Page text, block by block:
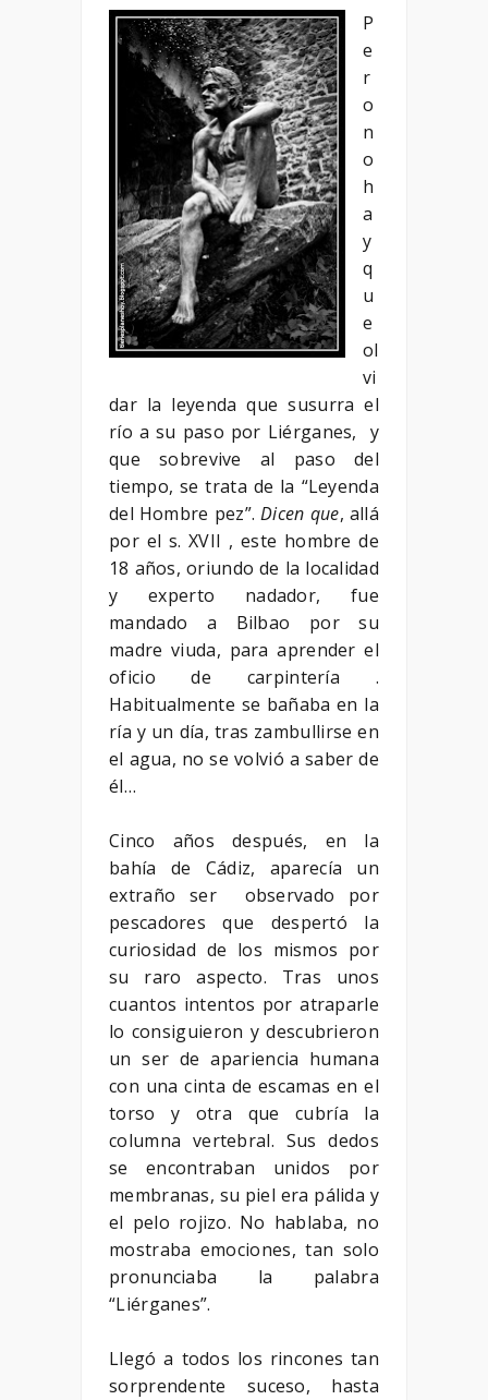
P
e
r
o
n
o
h
a
y
q
u
e
ol
vi
dar la leyenda que susurra el
río a su paso por Liérganes, y
que sobrevive al paso del
tiempo, se trata de la “Leyenda
del Hombre pez”.Dicen que, allá
por el s. XVII , este hombre de
18 años, oriundo de la localidad
y experto nadador, fue
mandado a Bilbao por su
madre viuda, para aprender el
oficio de carpintería .
Habitualmente se bañaba en la
ría y un día, tras zambullirse en
el agua, no se volvió a saber de
él…
Cinco años después, en la
bahía de Cádiz, aparecía un
extraño ser observado por
pescadores que despertó la
curiosidad de los mismos por
su raro aspecto. Tras unos
cuantos intentos por atraparle
lo consiguieron y descubrieron
un ser de apariencia humana
con una cinta de escamas en el
torso y otra que cubría la
columna vertebral. Sus dedos
se encontraban unidos por
membranas, su piel era pálida y
el pelo rojizo. No hablaba, no
mostraba emociones, tan solo
pronunciaba la palabra
“Liérganes”.
Llegó a todos los rincones tan
sorprendente suceso, hasta